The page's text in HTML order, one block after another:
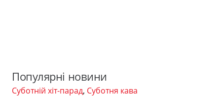
Популярні новини
Суботній хіт-парад, Суботня кава